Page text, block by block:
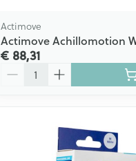
Actimove
Actimove Achillomotion
€ 88,31